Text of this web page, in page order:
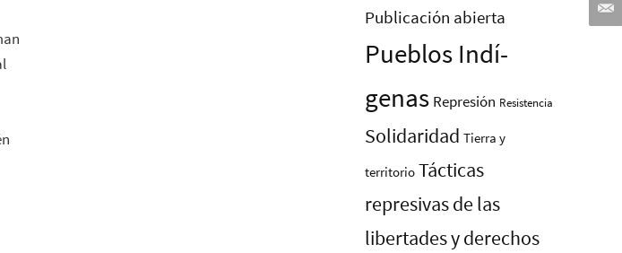
Publicación abierta
Pueblos Indí­
genas Represión Resistencia
Solidaridad Tierra y
territorio Tácticas
represivas de las
libertades y derechos